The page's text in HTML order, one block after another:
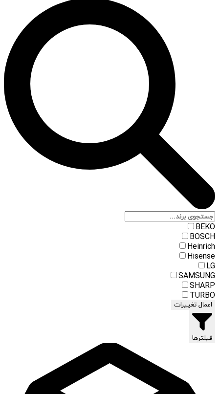
BEKO
BOSCH
Heinrich
Hisense
LG
SAMSUNG
SHARP
TURBO
اعمال تغییرات
فیلترها